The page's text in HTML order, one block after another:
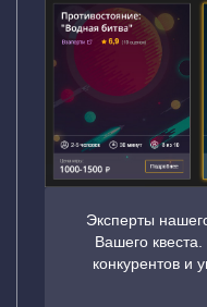
Эксперты
Вашего
конкурентов и